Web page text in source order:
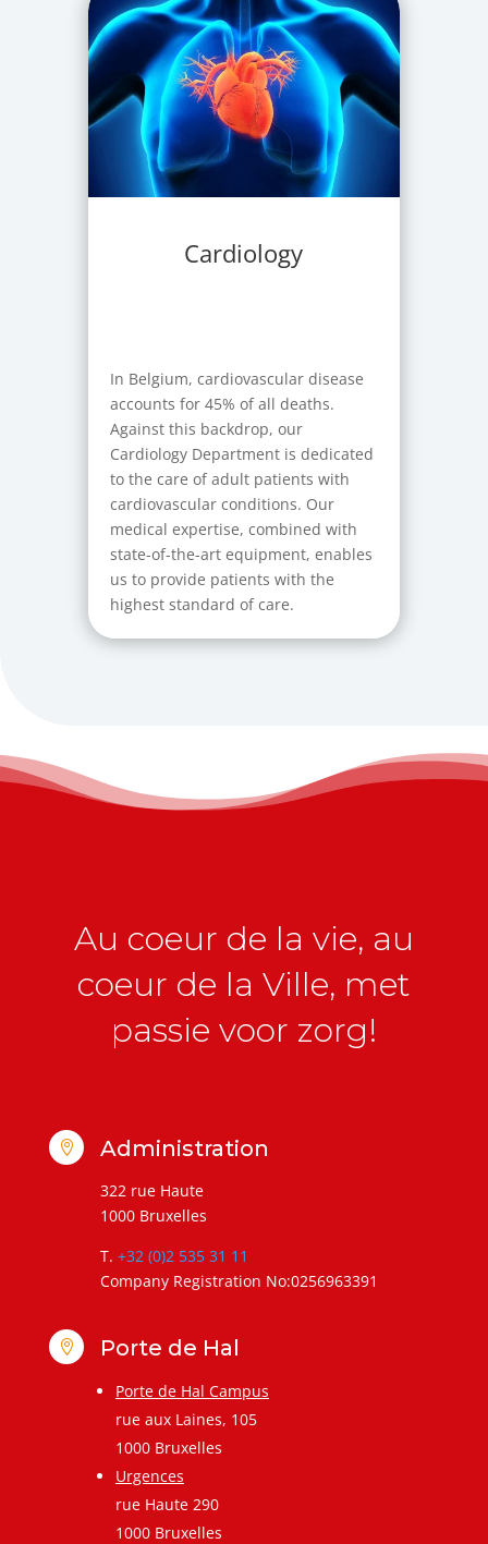
Cardiology
In Belgium, cardiovascular disease
accounts for 45% of all deaths.
Against this backdrop, our
Cardiology Department is dedicated
to the care of adult patients with
cardiovascular conditions. Our
medical expertise, combined with
state-of-the-art equipment, enables
us to provide patients with the
highest standard of care.
Au coeur de la vie, au
coeur de la Ville, met
passie voor zorg!
 Administration
322 rue Haute
1000 Bruxelles
T. +32 (0)2 535 31 11
Company Registration No:0256963391
 Porte de Hal
Porte de Hal Campus
rue aux Laines, 105
1000 Bruxelles
Urgences
rue Haute 290
1000 Bruxelles